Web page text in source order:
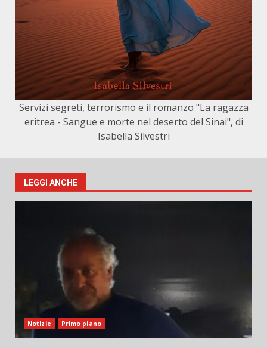
Servizi segreti, terrorismo e il romanzo "La ragazza
eritrea - Sangue e morte nel deserto del Sinai", di
Isabella Silvestri
LEGGI ANCHE
Notizie Primo piano